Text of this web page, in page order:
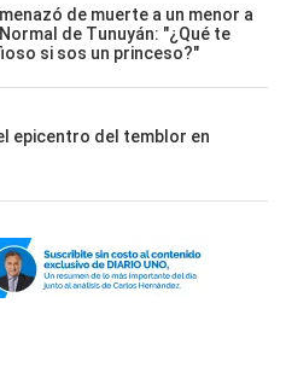
de muerte a un menor a
de Tunuyán: "¿Qué te
si sos un princeso?"
epicentro del temblor en